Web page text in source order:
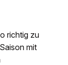
richtig zu
mit